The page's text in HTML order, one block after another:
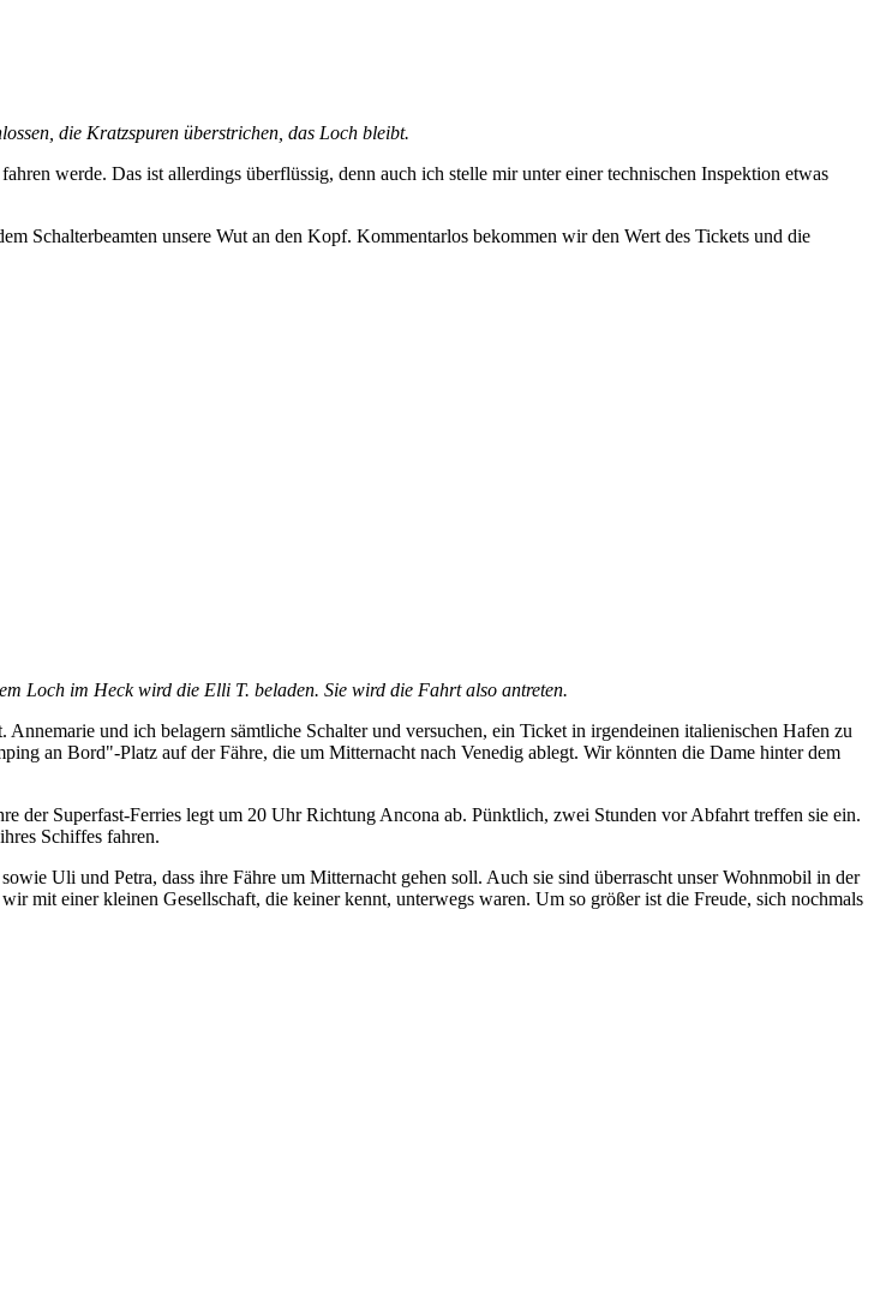
die Kratzspuren überstrichen, das Loch bleibt.
werde. Das ist allerdings überflüssig, denn auch ich stelle mir unter einer technischen Inspektion etwas
Schalterbeamten unsere Wut an den Kopf. Kommentarlos bekommen wir den Wert des Tickets und die
Loch im Heck wird die Elli T. beladen. Sie wird die Fahrt also antreten.
und ich belagern sämtliche Schalter und versuchen, ein Ticket in irgendeinen italienischen Hafen zu
an Bord"-Platz auf der Fähre, die um Mitternacht nach Venedig ablegt. Wir könnten die Dame hinter dem
Superfast-Ferries legt um 20 Uhr Richtung Ancona ab. Pünktlich, zwei Stunden vor Abfahrt treffen sie ein.
Schiffes fahren.
Uli und Petra, dass ihre Fähre um Mitternacht gehen soll. Auch sie sind überrascht unser Wohnmobil in der
mit einer kleinen Gesellschaft, die keiner kennt, unterwegs waren. Um so größer ist die Freude, sich nochmals